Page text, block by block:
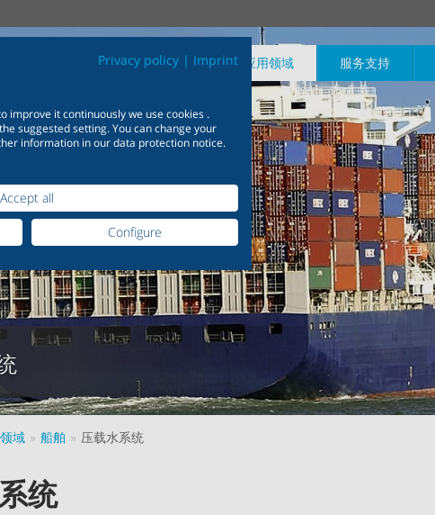
产品中心
控制 截断 安全
了解更多
应用领域
应用于工
化学工程
200,000种型号可应用于化学
工程领域，产品解决方案可满
足您个性化的定制需求
了解更多
设备工程
可靠的设备工程理念——从强
大的合作伙伴处获益
了解更多
服务支持
下载中心
获取信息
了解更多
域 船舶 压载水系统
统
Privacy policy | Imprint
improve it continuously we use cookies .
suggested setting. You can change your
information in our data protection notice.
Accept all
Configure